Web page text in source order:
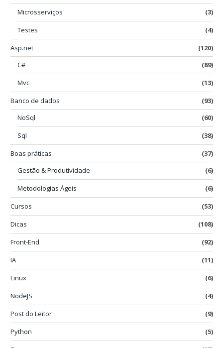
Microsserviços
(3)
Testes
(4)
Asp.net
(120)
C#
(89)
Mvc
(13)
Banco de dados
(93)
NoSql
(60)
Sql
(38)
Boas práticas
(37)
Gestão & Produtividade
(6)
Metodologias Ágeis
(6)
Cursos
(53)
Dicas
(108)
Front-End
(92)
IA
(11)
Linux
(6)
NodeJS
(4)
Post do Leitor
(9)
Python
(5)